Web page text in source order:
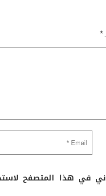
*
في هذا المتصفح